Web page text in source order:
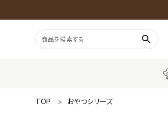
search
おやつシリーズ
TOP おやつシリーズ